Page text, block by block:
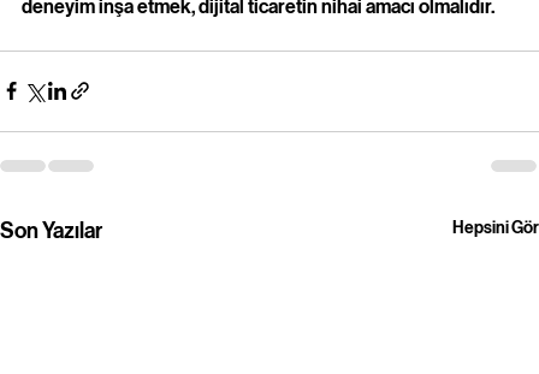
deneyim inşa etmek, dijital ticaretin nihai amacı olmalıdır.
Son Yazılar Hepsini Gör